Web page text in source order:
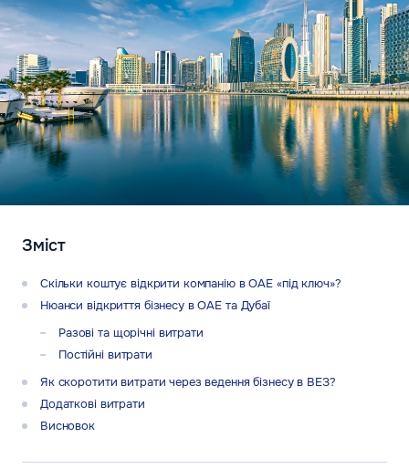
Зміст
Скільки коштує відкрити компанію в ОАЕ «під ключ»?
Нюанси відкриття бізнесу в ОАЕ та Дубаї
Разові та щорічні витрати
Постійні витрати
Як скоротити витрати через ведення бізнесу в ВЕЗ?
Додаткові витрати
Висновок